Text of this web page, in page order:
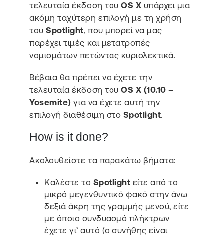
τελευταία έκδοση τουOS X υπάρχει μια
ακόμη ταχύτερη επιλογή με τη χρήση
τουSpotlight, που μπορεί να μας
παρέχει τιμές και μετατροπές
νομισμάτων πετώντας κυριολεκτικά.
Βέβαια θα πρέπει να έχετε την
τελευταία έκδοση τουOS X (10.10 –
Yosemite) για να έχετε αυτή την
επιλογή διαθέσιμη στο Spotlight.
How is it done?
Ακολουθείστε τα παρακάτω βήματα:
Καλέστε το Spotlight είτε από το
μικρό μεγενθυντικό φακό στην άνω
δεξιά άκρη της γραμμής μενού, είτε
με όποιο συνδυασμό πλήκτρων
έχετε γι’ αυτό (ο συνήθης είναι